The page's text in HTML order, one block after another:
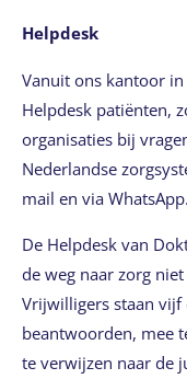
Helpdesk
Vanuit ons kantoor
Helpdesk patiënten,
organisaties bij
Nederlandse
mail en via WhatsApp.
De Helpdesk van
de weg naar zorg
Vrijwilligers staan vijf
beantwoorden, mee
te verwijzen naar de